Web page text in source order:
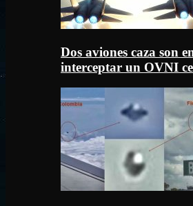
Dos aviones caza son
interceptar un OVNI